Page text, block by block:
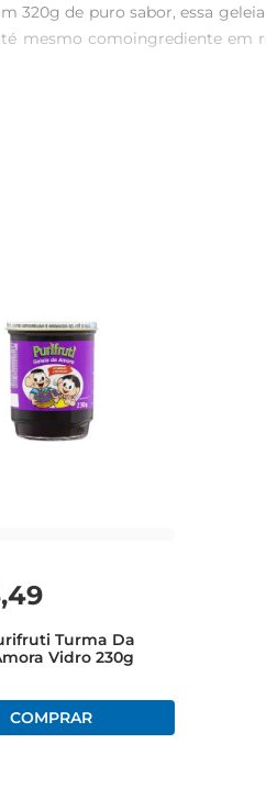
320g de puro sabor, essa
mesmo comoingrediente em
consciente para quem deseja
,49
Turma Da
Vidro 230g